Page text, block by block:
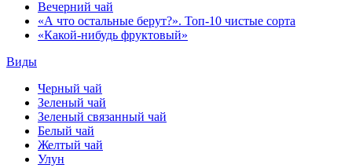
Вечерний чай
«А что остальные берут?». Топ-10 чистые сорта
«Какой-нибудь фруктовый»
Виды
Черный чай
Зеленый чай
Зеленый связанный чай
Белый чай
Желтый чай
Улун